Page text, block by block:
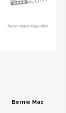
Bernie Mac